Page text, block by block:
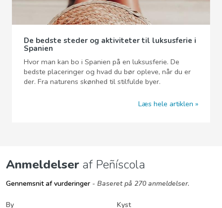
De bedste steder og aktiviteter til luksusferie i
Spanien
Hvor man kan bo i Spanien på en luksusferie. De
bedste placeringer og hvad du bør opleve, når du er
der. Fra naturens skønhed til stilfulde byer.
Læs hele artiklen
Anmeldelser af Peñíscola
Gennemsnit af vurderinger - Baseret på 270 anmeldelser.
By Kyst